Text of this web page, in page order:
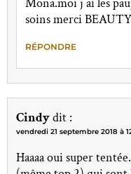
soins merci
RÉPONDRE
Cindydit :
vendredi 21 septembre 2018 à
Haaaa oui super